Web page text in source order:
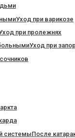
Уход при варикозе
при пролежнях
Уход при
системыПосле